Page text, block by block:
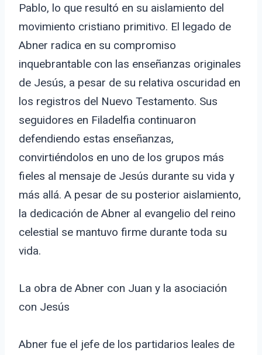
Pablo, lo que resultó en su aislamiento del
movimiento cristiano primitivo. El legado de
Abner radica en su compromiso
inquebrantable con las enseñanzas originales
de Jesús, a pesar de su relativa oscuridad en
los registros del Nuevo Testamento. Sus
seguidores en Filadelfia continuaron
defendiendo estas enseñanzas,
convirtiéndolos en uno de los grupos más
fieles al mensaje de Jesús durante su vida y
más allá. A pesar de su posterior aislamiento,
la dedicación de Abner al evangelio del reino
celestial se mantuvo firme durante toda su
vida.
La obra de Abner con Juan y la asociación
con Jesús
Abner fue el jefe de los partidarios leales de